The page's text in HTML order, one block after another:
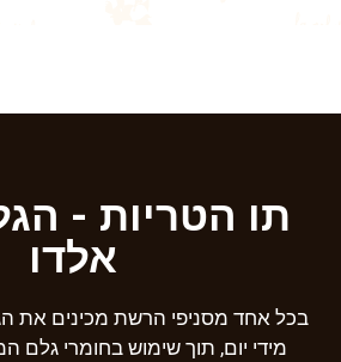
תו הטריות -
אלדו
בכל אחד מסניפי הרשת מכינים את
מידי יום, תוך שימוש בחומרי גלם